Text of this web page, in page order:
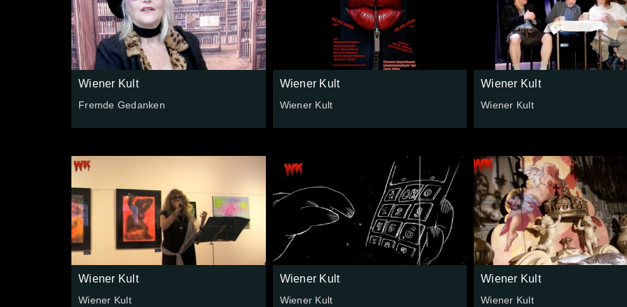
Wiener Kult
Fremde Gedanken
Wiener Kult
Wiener Kult
Wiener Kult
Wiener Kult
Wiener Kult
Wiener Kult
Wiener Kult
Wiener Kult
Wiener Kult
Wiener Kult